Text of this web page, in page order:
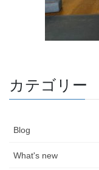
カテゴリー
Blog
What's new